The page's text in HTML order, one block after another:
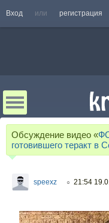
Вход или регистрация
Обсуждение видео «
готовившего теракт в
speexz ○ 21:54